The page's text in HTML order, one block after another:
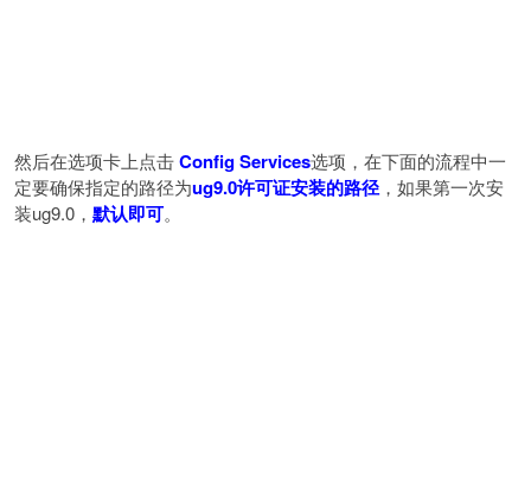
然后在选项卡上点击Config Services选项，在下面的流程中一
定要确保指定的路径为ug9.0许可证安装的路径 ，如果第一次安
装ug9.0， 默认即可。